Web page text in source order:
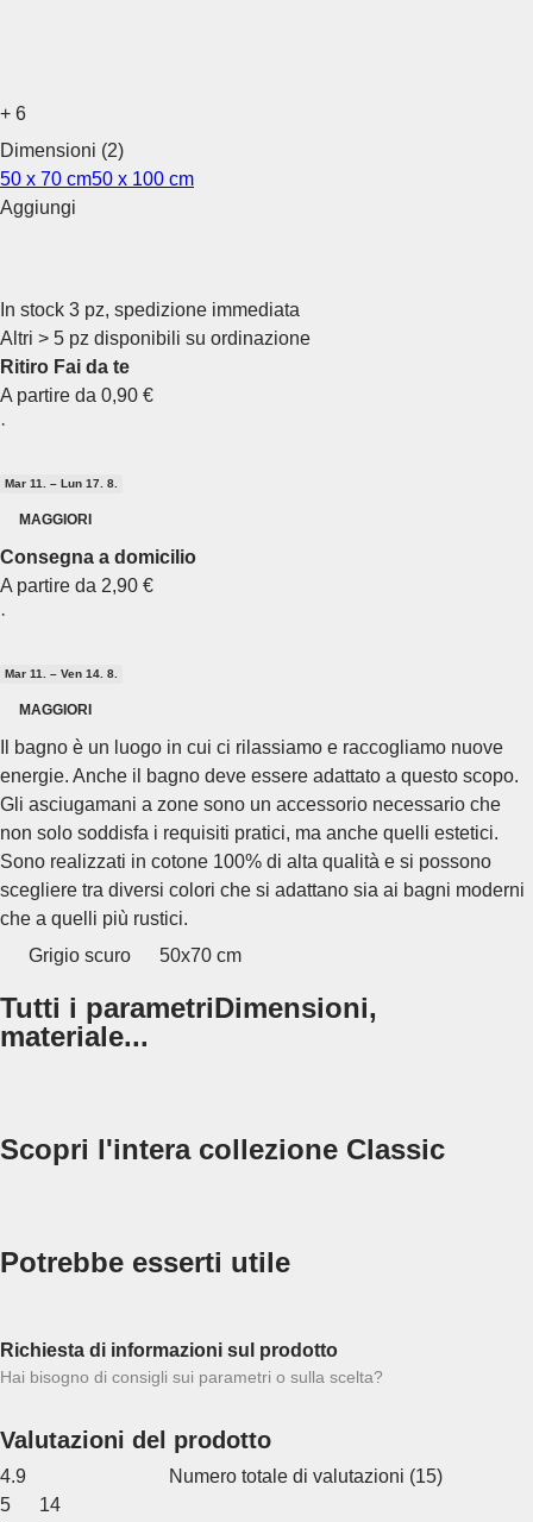
+ 6
Dimensioni (2)
50 x 70 cm50 x 100 cm
Aggiungi
In stock 3 pz, spedizione immediata
Altri > 5 pz disponibili su ordinazione
Ritiro Fai da te
A partire da 0,90 €
·
Mar 11. – Lun 17. 8.
MAGGIORI
Consegna a domicilio
A partire da 2,90 €
·
Mar 11. – Ven 14. 8.
MAGGIORI
Il bagno è un luogo in cui ci rilassiamo e raccogliamo nuove
energie. Anche il bagno deve essere adattato a questo scopo.
Gli asciugamani a zone sono un accessorio necessario che
non solo soddisfa i requisiti pratici, ma anche quelli estetici.
Sono realizzati in cotone 100% di alta qualità e si possono
scegliere tra diversi colori che si adattano sia ai bagni moderni
che a quelli più rustici.
Grigio scuro
50x70 cm
Tutti i parametriDimensioni,
materiale...
Scopri l'intera collezione Classic
Potrebbe esserti utile
Richiesta di informazioni sul prodotto
Hai bisogno di consigli sui parametri o sulla scelta?
Valutazioni del prodotto
4.9 Numero totale di valutazioni (15)
5
14